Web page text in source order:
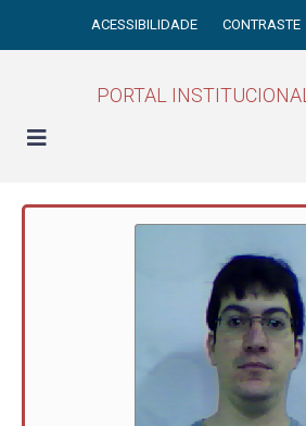
ACESSIBILIDADE CONTRASTE
PORTAL INSTITUCIONAL